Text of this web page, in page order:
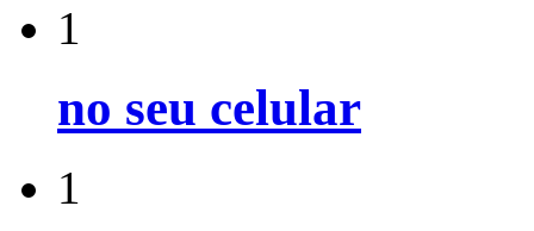
1
no seu celular
1